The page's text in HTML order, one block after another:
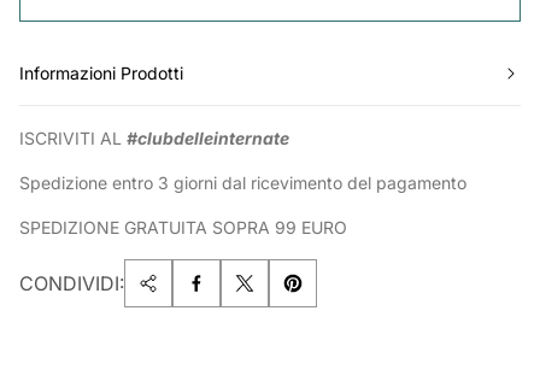
Informazioni Prodotti
ISCRIVITI AL #clubdelleinternate
Spedizione entro 3 giorni dal ricevimento del pagamento
SPEDIZIONE GRATUITA SOPRA 99 EURO
CONDIVIDI: